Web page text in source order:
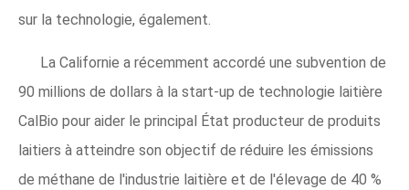
sur la technologie, également.
La Californie a récemment accordé une subvention de
90 millions de dollars à la start-up de technologie laitière
CalBio pour aider le principal État producteur de produits
laitiers à atteindre son objectif de réduire les émissions
de méthane de l'industrie laitière et de l'élevage de 40 %